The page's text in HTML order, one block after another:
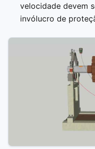
velocidade devem
invólucro de